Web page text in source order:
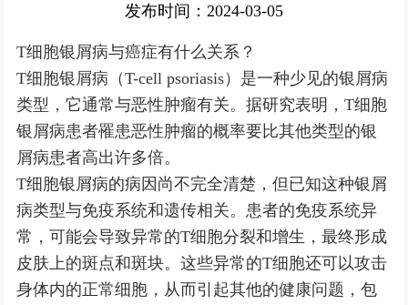
发布时间：2024-03-05
T细胞银屑病与癌症有什么关系？
T细胞银屑病（T-cell psoriasis）是一种少见的银屑病
类型，它通常与恶性肿瘤有关。据研究表明，T细胞
银屑病患者罹患恶性肿瘤的概率要比其他类型的银
屑病患者高出许多倍。
T细胞银屑病的病因尚不完全清楚，但已知这种银屑
病类型与免疫系统和遗传相关。患者的免疫系统异
常，可能会导致异常的T细胞分裂和增生，最终形成
皮肤上的斑点和斑块。这些异常的T细胞还可以攻击
身体内的正常细胞，从而引起其他的健康问题，包